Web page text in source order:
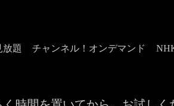
放題 チャンネル！オンデマンド